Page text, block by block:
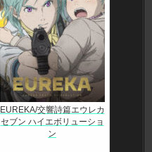
EUREKA/交響詩篇エウレカ
セブン ハイエボリューショ
ン